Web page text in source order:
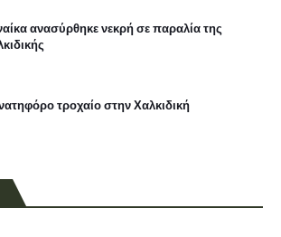
ανασύρθηκε νεκρή σε παραλία της
τροχαίο στην Χαλκιδική